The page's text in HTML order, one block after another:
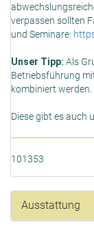
verpassen sollten
und Seminare:
Unser Tipp: Als
Betriebsführung
kombiniert werden.
Diese gibt es auch
101353
Ausstattung